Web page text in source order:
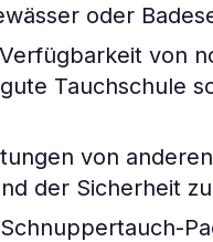
oder
von
Tauchschule
von
der Sicherheit